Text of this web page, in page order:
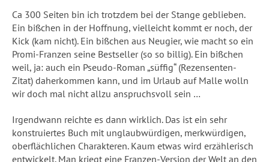
Ca 300 Seiten bin ich trotzdem bei der Stange geblieben.
Ein bißchen in der Hoffnung, vielleicht kommt er noch, der
Kick (kam nicht). Ein bißchen aus Neugier, wie macht so ein
Promi-Franzen seine Bestseller (so so billig). Ein bißchen
weil, ja: auch ein Pseudo-Roman „süffig“ (Rezensenten-
Zitat) daherkommen kann, und im Urlaub auf Malle wolln
wir doch mal nicht allzu anspruchsvoll sein …
Irgendwann reichte es dann wirklich. Das ist ein sehr
konstruiertes Buch mit unglaubwürdigen, merkwürdigen,
oberflächlichen Charakteren. Kaum etwas wird erzählerisch
entwickelt. Man kriegt eine Franzen-Version der Welt an den